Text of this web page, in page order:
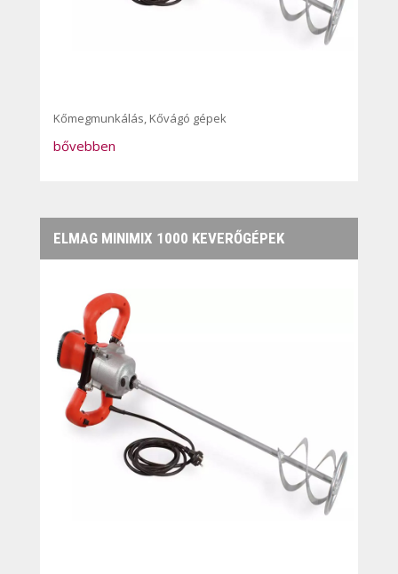
Kőmegmunkálás, Kővágó gépek
bővebben
ELMAG MINIMIX 1000 KEVERŐGÉPEK